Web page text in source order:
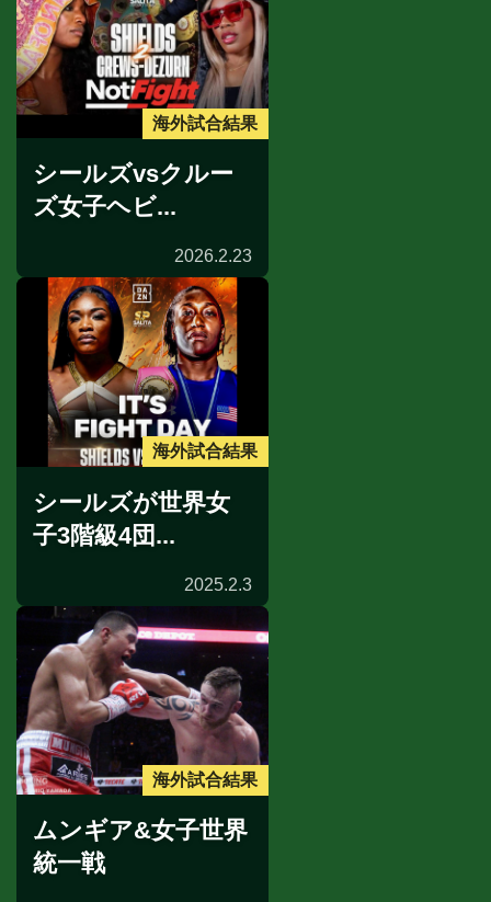
海外試合結果
シールズvsクルー
ズ女子ヘビ...
2026.2.23
海外試合結果
シールズが世界女
子3階級4団...
2025.2.3
海外試合結果
ムンギア&女子世界
統一戦